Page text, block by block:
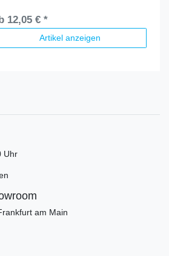
12,05 € *
Artikel anzeigen
Uhr
am Main